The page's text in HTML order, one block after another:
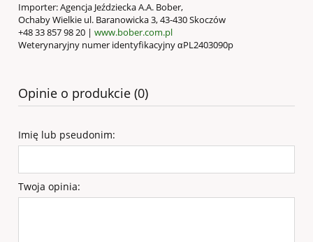
Importer: Agencja Jeździecka A.A. Bober,
Ochaby Wielkie ul. Baranowicka 3, 43-430 Skoczów
+48 33 857 98 20 | www.bober.com.pl
Weterynaryjny numer identyfikacyjny αPL2403090p
Opinie o produkcie (0)
Imię lub pseudonim:
Twoja opinia: